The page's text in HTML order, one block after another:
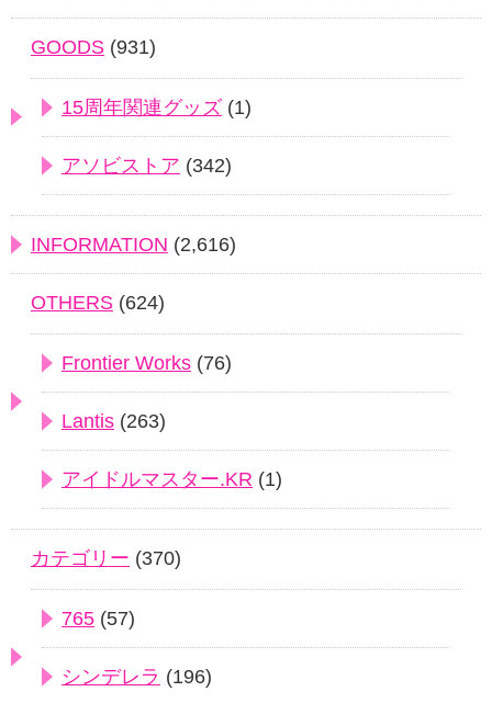
GOODS (931)
15周年関連グッズ (1)
アソビストア (342)
INFORMATION (2,616)
OTHERS (624)
Frontier Works (76)
Lantis (263)
アイドルマスター.KR (1)
カテゴリー (370)
765 (57)
シンデレラ (196)